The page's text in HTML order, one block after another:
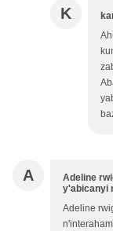
K
A
Adeline
y'abicanyi
Adeline